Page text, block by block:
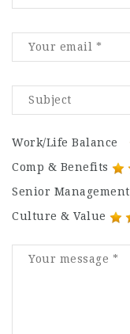
Work/Life Balance
Comp & Benefits
Senior Management
Culture & Value